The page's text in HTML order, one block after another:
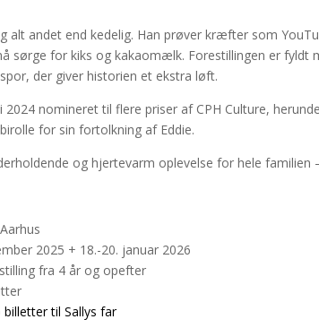
alt andet end kedelig. Han prøver kræfter som
sørge for kiks og kakaomælk. Forestillingen er
der giver historien et ekstra løft.
2024 nomineret til flere priser af CPH Culture,
for sin fortolkning af Eddie.
og hjertevarm oplevelse for hele familien
2025 + 18.-20. januar 2026
fra 4 år og opefter
til Sallys far